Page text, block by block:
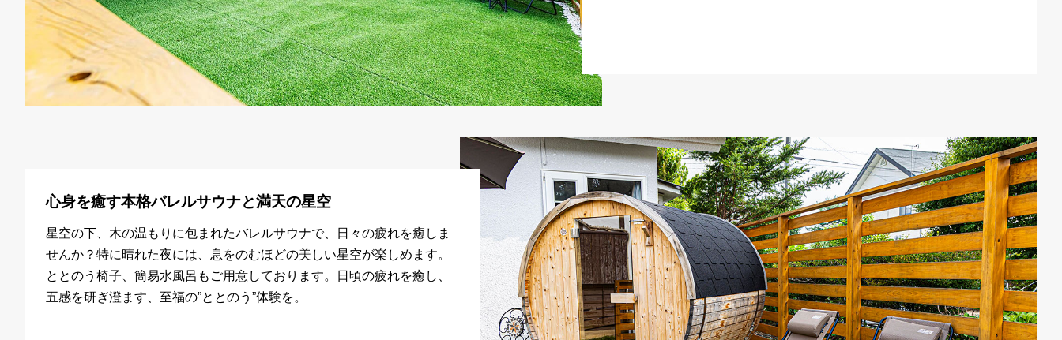
心身を癒す本格バレルサウナと満天の星空
星空の下、木の温もりに包まれたバレルサウナで、日々の疲れを癒しま
せんか？特に晴れた夜には、息をのむほどの美しい星空が楽しめます。
ととのう椅子、簡易水風呂もご用意しております。日頃の疲れを癒し、
五感を研ぎ澄ます、至福の”ととのう”体験を。